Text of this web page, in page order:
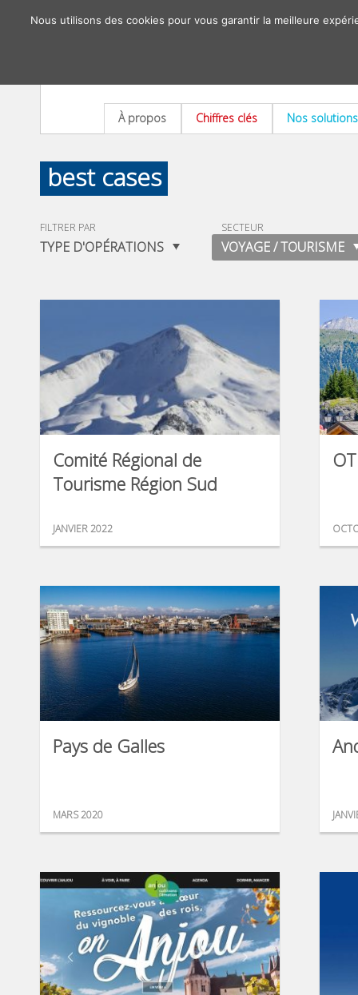
À propos Chiffres clés Nos solutions
best cases
FILTRER PAR
TYPE D'OPÉRATIONS
SECTEUR
VOYAGE / TOURISME
Comité Régional de
Tourisme Région Sud
JANVIER 2022
Pays de Galles
MARS 2020
Nous utilisons des cookies pour vous garantir la meilleure